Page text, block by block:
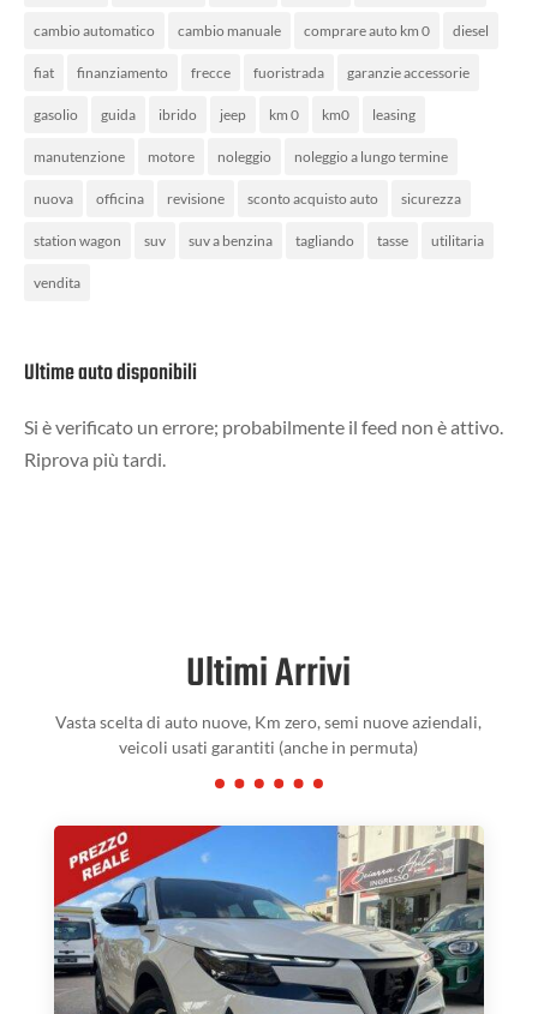
cambio automatico cambio manuale comprare auto km 0 diesel
fiat finanziamento frecce fuoristrada garanzie accessorie
gasolio guida ibrido jeep km 0 km0 leasing
manutenzione motore noleggio noleggio a lungo termine
nuova officina revisione sconto acquisto auto sicurezza
station wagon suv suv a benzina tagliando tasse utilitaria
vendita
Ultime auto disponibili
Si è verificato un errore; probabilmente il feed non è attivo.
Riprova più tardi.
Ultimi Arrivi
Vasta scelta di auto nuove, Km zero, semi nuove aziendali,
veicoli usati garantiti (anche in permuta)